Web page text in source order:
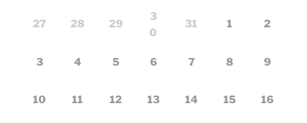
27 28 29
3
0
31 1 2
3 4 5 6 7 8 9
10 11 12 13 14 15 16